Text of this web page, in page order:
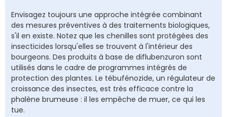
Envisagez toujours une approche intégrée combinant
des mesures préventives à des traitements biologiques,
s'il en existe. Notez que les chenilles sont protégées des
insecticides lorsqu'elles se trouvent à l'intérieur des
bourgeons. Des produits à base de diflubenzuron sont
utilisés dans le cadre de programmes intégrés de
protection des plantes. Le tébufénozide, un régulateur de
croissance des insectes, est très efficace contre la
phalène brumeuse : il les empêche de muer, ce qui les
tue.